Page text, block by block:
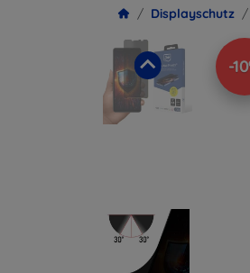
Displayschutz
-